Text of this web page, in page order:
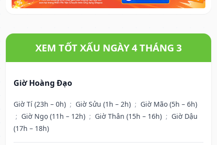
XEM TỐT XẤU NGÀY 4 THÁNG 3
Giờ Hoàng Đạo
Giờ Tí (23h – 0h) ; Giờ Sửu (1h – 2h) ; Giờ Mão (5h – 6h)
; Giờ Ngọ (11h – 12h) ; Giờ Thân (15h – 16h) ; Giờ Dậu
(17h – 18h)